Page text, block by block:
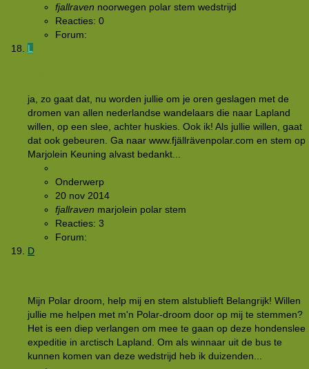
fjallraven noorwegen polar stem wedstrijd
Reacties: 0
Forum:
L
ja, zo gaat dat, nu worden jullie om je oren geslagen met de
dromen van allen nederlandse wandelaars die naar Lapland
willen, op een slee, achter huskies. Ook ik! Als jullie willen, gaat
dat ook gebeuren. Ga naar www.fjällrävenpolar.com en stem op
Marjolein Keuning alvast bedankt...
Onderwerp
20 nov 2014
fjallraven marjolein polar stem
Reacties: 3
Forum:
D
Mijn Polar droom, help mij en stem alstublieft Belangrijk! Willen
jullie me helpen met m'n Polar-droom door op mij te stemmen?
Het is een diep verlangen om mee te gaan op deze hondenslee
expeditie in arctisch Lapland. Om als winnaar uit de bus te
kunnen komen van deze wedstrijd heb ik duizenden...